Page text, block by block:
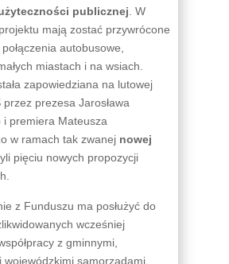
publicznej . W
mają zostać przywrócone
autobusowe,
miastach i na wsiach.
zapowiedziana na lutowej
przez prezesa Jarosława
i premiera Mateusza
w ramach tak zwanej nowej
pięciu nowych propozycji
z Funduszu ma posłużyć do
wcześniej
z gminnymi,
wojewódzkimi samorządami.